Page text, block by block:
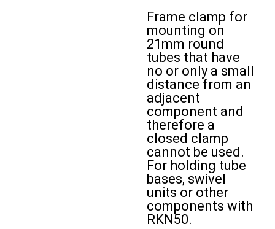
Frame clamp for
mounting on
21mm round
tubes that have
no or only a small
distance from an
adjacent
component and
therefore a
closed clamp
cannot be used.
For holding tube
bases, swivel
units or other
components with
RKN50.